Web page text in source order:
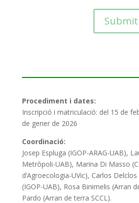
Procediment i dates:
Inscripció i matriculació: del 15 de
de gener de 2026
Coordinació:
Josep Espluga (IGOP-ARAG-UAB),
Metròpoli-UAB), Marina Di Masso
d’Agroecologia-UVic), Carlos
(IGOP-UAB), Rosa Binimelis (Arran
Pardo (Arran de terra SCCL).